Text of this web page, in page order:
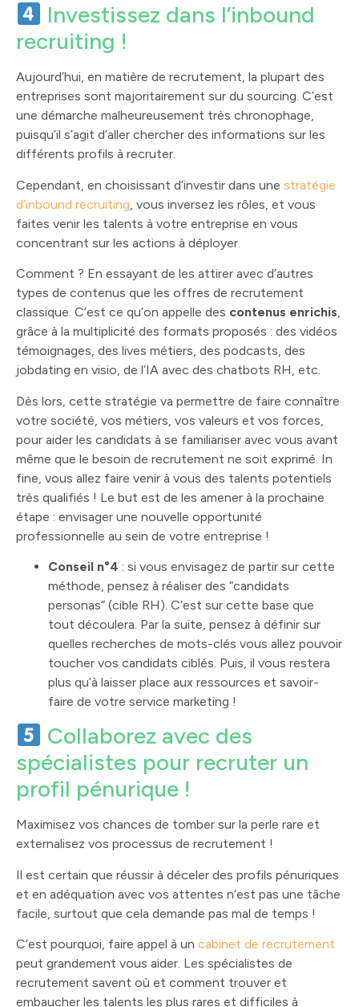
Investissez dans l’inbound
recruiting !
Aujourd’hui, en matière de recrutement, la plupart des
entreprises sont majoritairement sur du sourcing. C’est
une démarche malheureusement très chronophage,
puisqu’il s’agit d’aller chercher des informations sur les
différents profils à recruter.
Cependant, en choisissant d’investir dans une stratégie
d’inbound recruiting, vous inversez les rôles, et vous
faites venir les talents à votre entreprise en vous
concentrant sur les actions à déployer.
Comment ? En essayant de les attirer avec d’autres
types de contenus que les offres de recrutement
classique. C’est ce qu’on appelle des contenus enrichis,
grâce à la multiplicité des formats proposés : des vidéos
témoignages, des lives métiers, des podcasts, des
jobdating en visio, de l’IA avec des chatbots RH, etc.
Dès lors, cette stratégie va permettre de faire connaître
votre société, vos métiers, vos valeurs et vos forces,
pour aider les candidats à se familiariser avec vous avant
même que le besoin de recrutement ne soit exprimé. In
fine, vous allez faire venir à vous des talents potentiels
très qualifiés ! Le but est de les amener à la prochaine
étape : envisager une nouvelle opportunité
professionnelle au sein de votre entreprise !
Conseil n°4 : si vous envisagez de partir sur cette
méthode, pensez à réaliser des “candidats
personas” (cible RH). C’est sur cette base que
tout découlera. Par la suite, pensez à définir sur
quelles recherches de mots-clés vous allez pouvoir
toucher vos candidats ciblés. Puis, il vous restera
plus qu’à laisser place aux ressources et savoir-
faire de votre service marketing !
Collaborez avec des
spécialistes pour recruter un
profil pénurique !
Maximisez vos chances de tomber sur la perle rare et
externalisez vos processus de recrutement !
Il est certain que réussir à déceler des profils pénuriques
et en adéquation avec vos attentes n’est pas une tâche
facile, surtout que cela demande pas mal de temps !
C’est pourquoi, faire appel à un cabinet de recrutement
peut grandement vous aider. Les spécialistes de
recrutement savent où et comment trouver et
embaucher les talents les plus rares et difficiles à